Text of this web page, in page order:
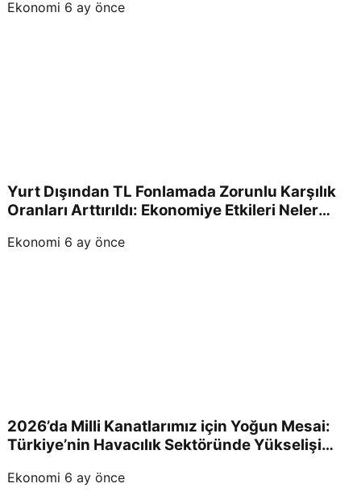
Ekonomi 6 ay önce
Yurt Dışından TL Fonlamada Zorunlu Karşılık
Oranları Arttırıldı: Ekonomiye Etkileri Neler
Ekonomi 6 ay önce
2026’da Milli Kanatlarımız için Yoğun Mesai:
Türkiye’nin Havacılık Sektöründe Yükselişi
Ekonomi 6 ay önce